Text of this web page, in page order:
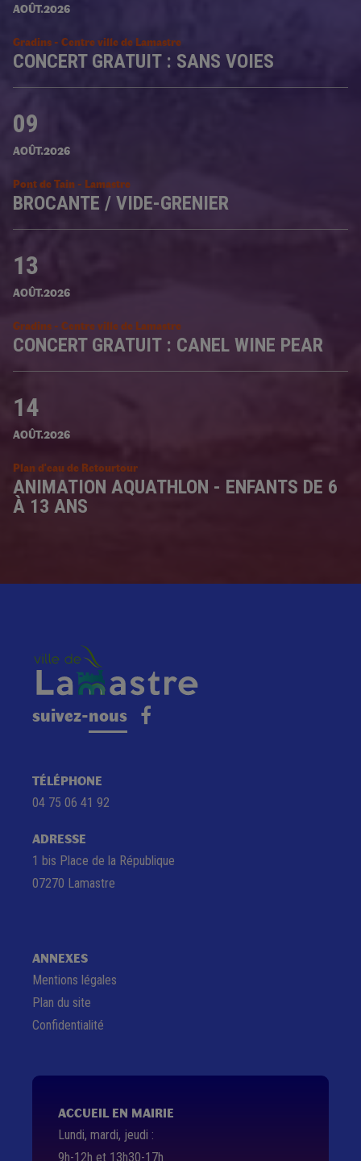
AOÛT.2026
Gradins - Centre ville de Lamastre
CONCERT GRATUIT : SANS VOIES
09
AOÛT.2026
Pont de Tain - Lamastre
BROCANTE / VIDE-GRENIER
13
AOÛT.2026
Gradins - Centre ville de Lamastre
CONCERT GRATUIT : CANEL WINE PEAR
14
AOÛT.2026
Plan d'eau de Retourtour
ANIMATION AQUATHLON - ENFANTS DE 6
À 13 ANS
suivez-nous
TÉLÉPHONE
04 75 06 41 92
ADRESSE
1 bis Place de la République
07270 Lamastre
ANNEXES
Mentions légales
Plan du site
Confidentialité
ACCUEIL EN MAIRIE
Lundi, mardi, jeudi :
9h-12h et 13h30-17h